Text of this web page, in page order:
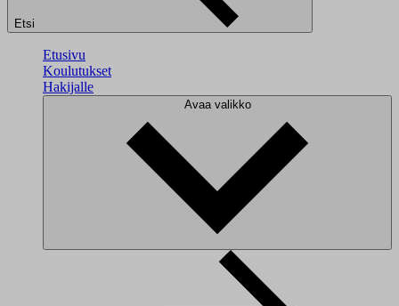
Etsi
Etusivu
Koulutukset
Hakijalle
Avaa valikko